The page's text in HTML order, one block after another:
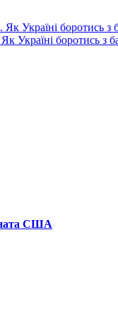
Україні боротись з
США